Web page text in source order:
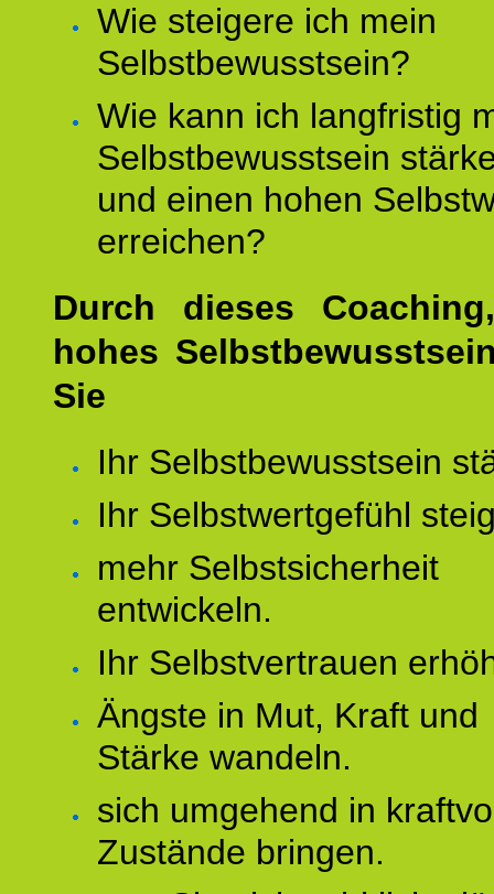
Wie steigere ich mein
Selbstbewusstsein?
Wie kann ich langfristig
Selbstbewusstsein
und einen hohen
erreichen?
Durch dieses
hohes
Sie
Ihr Selbstbewusstsein
Ihr Selbstwertgefühl
mehr Selbstsicherheit
entwickeln.
Ihr Selbstvertrauen
Ängste in Mut, Kraft und
Stärke wandeln.
sich umgehend in
Zustände bringen.